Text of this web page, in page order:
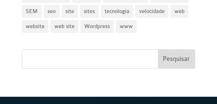
SEM seo site sites tecnologia velocidade web
website web site Wordpress www